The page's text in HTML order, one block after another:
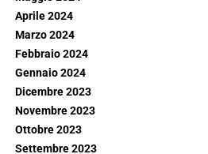
Aprile 2024
Marzo 2024
Febbraio 2024
Gennaio 2024
Dicembre 2023
Novembre 2023
Ottobre 2023
Settembre 2023